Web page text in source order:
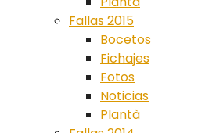
Fallas 2015
Bocetos
Fichajes
Fotos
Noticias
Plantà